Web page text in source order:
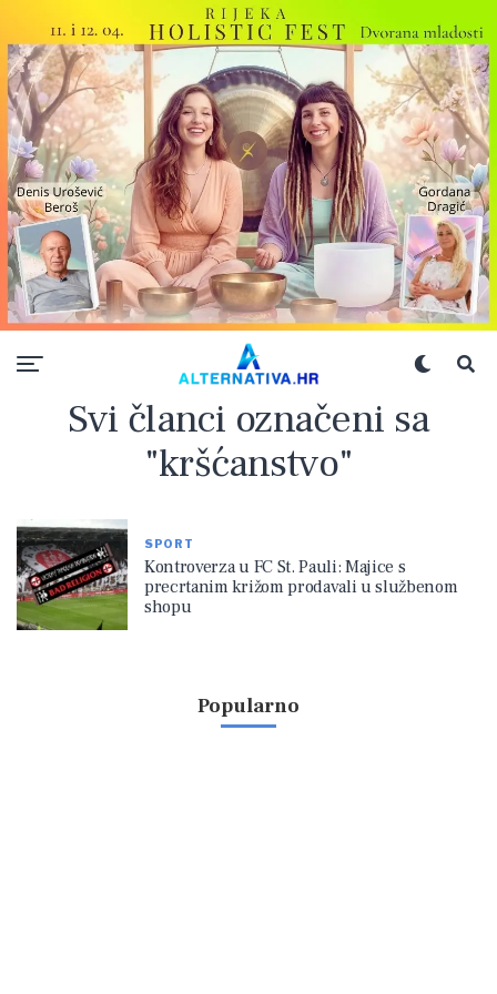
Svi članci označeni sa
"kršćanstvo"
SPORT
Kontroverza u FC St. Pauli: Majice s
precrtanim križom prodavali u službenom
shopu
Popularno